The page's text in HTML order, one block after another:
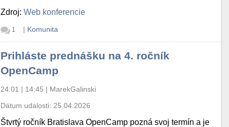
Zdroj:Web konferencie
1 | Komunita
Prihláste prednášku na 4. ročník
OpenCamp
24.01 | 14:45 | MarekGalinski
Dátum udalosti: 25.04.2026
Štvrtý ročník Bratislava OpenCamp pozná svoj termín a je